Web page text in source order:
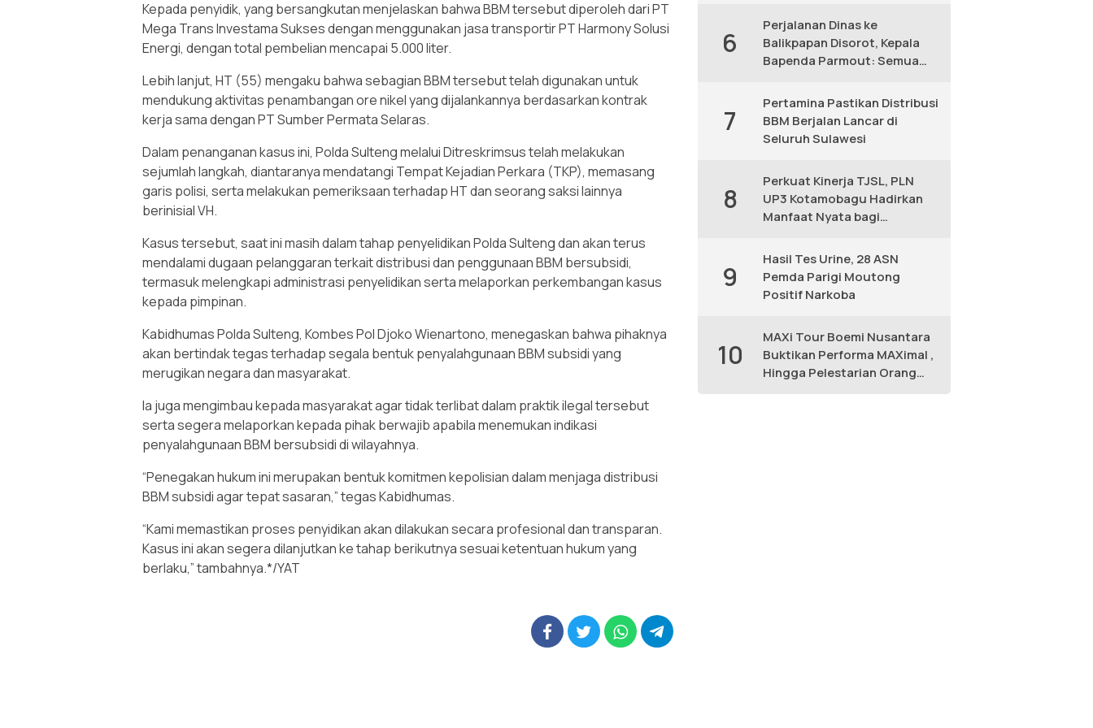
Kepada penyidik, yang bersangkutan menjelaskan bahwa BBM tersebut diperoleh dari PT
Mega Trans Investama Sukses dengan menggunakan jasa transportir PT Harmony Solusi
Energi, dengan total pembelian mencapai 5.000 liter.
Lebih lanjut, HT (55) mengaku bahwa sebagian BBM tersebut telah digunakan untuk
mendukung aktivitas penambangan ore nikel yang dijalankannya berdasarkan kontrak
kerja sama dengan PT Sumber Permata Selaras.
Dalam penanganan kasus ini, Polda Sulteng melalui Ditreskrimsus telah melakukan
sejumlah langkah, diantaranya mendatangi Tempat Kejadian Perkara (TKP), memasang
garis polisi, serta melakukan pemeriksaan terhadap HT dan seorang saksi lainnya
berinisial VH.
Kasus tersebut, saat ini masih dalam tahap penyelidikan Polda Sulteng dan akan terus
mendalami dugaan pelanggaran terkait distribusi dan penggunaan BBM bersubsidi,
termasuk melengkapi administrasi penyelidikan serta melaporkan perkembangan kasus
kepada pimpinan.
Kabidhumas Polda Sulteng, Kombes Pol Djoko Wienartono, menegaskan bahwa pihaknya
akan bertindak tegas terhadap segala bentuk penyalahgunaan BBM subsidi yang
merugikan negara dan masyarakat.
Ia juga mengimbau kepada masyarakat agar tidak terlibat dalam praktik ilegal tersebut
serta segera melaporkan kepada pihak berwajib apabila menemukan indikasi
penyalahgunaan BBM bersubsidi di wilayahnya.
“Penegakan hukum ini merupakan bentuk komitmen kepolisian dalam menjaga distribusi
BBM subsidi agar tepat sasaran,” tegas Kabidhumas.
“Kami memastikan proses penyidikan akan dilakukan secara profesional dan transparan.
Kasus ini akan segera dilanjutkan ke tahap berikutnya sesuai ketentuan hukum yang
berlaku,” tambahnya.*/YAT
6
Perjalanan Dinas ke
Balikpapan Disorot, Kepala
Bapenda Parmout: Semua
7
Pertamina Pastikan Distribusi
BBM Berjalan Lancar di
Seluruh Sulawesi
8
Perkuat Kinerja TJSL, PLN
UP3 Kotamobagu Hadirkan
Manfaat Nyata bagi
9
Hasil Tes Urine, 28 ASN
Pemda Parigi Moutong
Positif Narkoba
10
MAXi Tour Boemi Nusantara
Buktikan Performa MAXimal ,
Hingga Pelestarian Orang